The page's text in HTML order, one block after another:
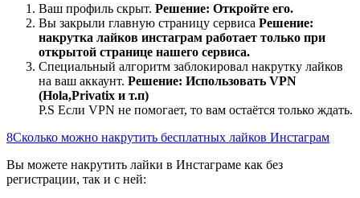
Ваш профиль скрыт. Решение: Откройте его.
Вы закрыли главную страницу сервиса Решение:
накрутка лайков инстаграм работает только при
открытой странице нашего сервиса.
Специальный алгоритм заблокировал накрутку лайков
на ваш аккаунт. Решение: Использовать VPN
(Hola,Privatix и т.п)
P.S Если VPN не помогает, то вам остаётся только ждать.
8Сколько можно накрутить бесплатных лайков Инстаграм
Вы можете накрутить лайки в Инстаграме как без
регистрации, так и с ней: